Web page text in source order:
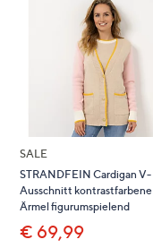
SALE
STRANDFEIN Cardigan V-
Ausschnitt kontrastfarbene
Ärmel figurumspielend
€ 69,99